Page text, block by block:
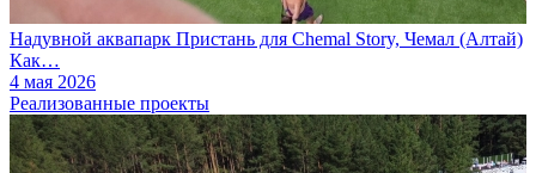
Надувной аквапарк Пристань для Chemal Story, Чемал (Алтай)
Как…
4 мая 2026
Реализованные проекты